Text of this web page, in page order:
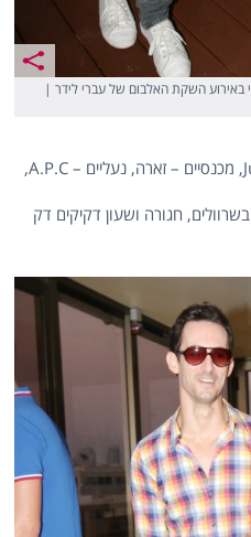
השקת האלבום של עברי לידר |
חולצה – Junk De Luxe, מכנסיים – זארה, נעליים – A.P.C,
חגורה ושעון דקיקים דק